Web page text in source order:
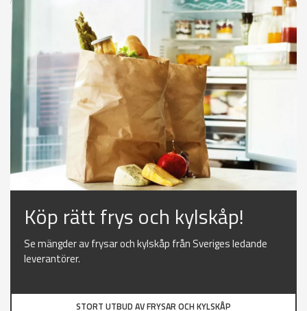
Köp rätt frys och kylskåp!
Se mängder av frysar och kylskåp från Sveriges ledande
leverantörer.
STORT UTBUD AV FRYSAR OCH KYLSKÅP